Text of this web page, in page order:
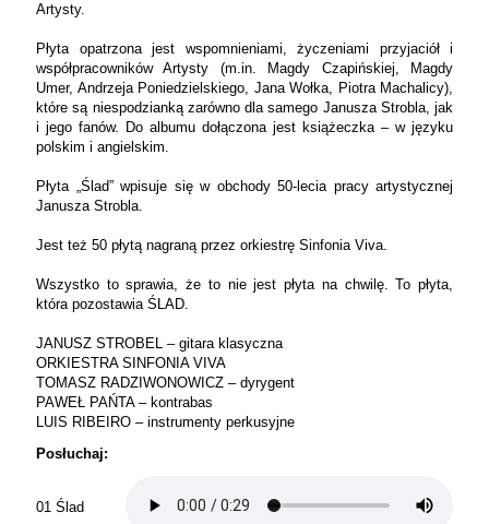
Artysty.
Płyta opatrzona jest wspomnieniami, życzeniami przyjaciół i
współpracowników Artysty (m.in. Magdy Czapińskiej, Magdy
Umer, Andrzeja Poniedzielskiego, Jana Wołka, Piotra Machalicy),
które są niespodzianką zarówno dla samego Janusza Strobla, jak
i jego fanów. Do albumu dołączona jest książeczka – w języku
polskim i angielskim.
Płyta „Ślad” wpisuje się w obchody 50-lecia pracy artystycznej
Janusza Strobla.
Jest też 50 płytą nagraną przez orkiestrę Sinfonia Viva.
Wszystko to sprawia, że to nie jest płyta na chwilę. To płyta,
która pozostawia ŚLAD.
JANUSZ STROBEL – gitara klasyczna
ORKIESTRA SINFONIA VIVA
TOMASZ RADZIWONOWICZ – dyrygent
PAWEŁ PAŃTA – kontrabas
LUIS RIBEIRO – instrumenty perkusyjne
Posłuchaj:
01 Ślad